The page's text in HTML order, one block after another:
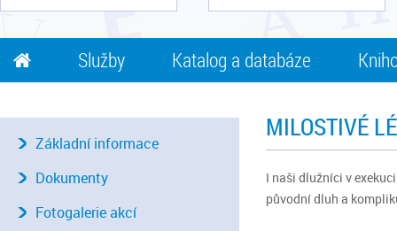
Služby Katalog a databáze
MILOSTIVÉ
I naši dlužníci v
původní dluh a
Základní informace
Dokumenty
Fotogalerie akcí